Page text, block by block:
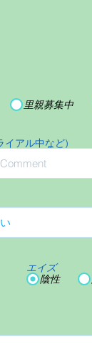
里親募集中
イアル中など)
エイズ
陰性